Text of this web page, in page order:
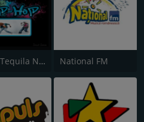
Radio Tequila Necenzurat National FM